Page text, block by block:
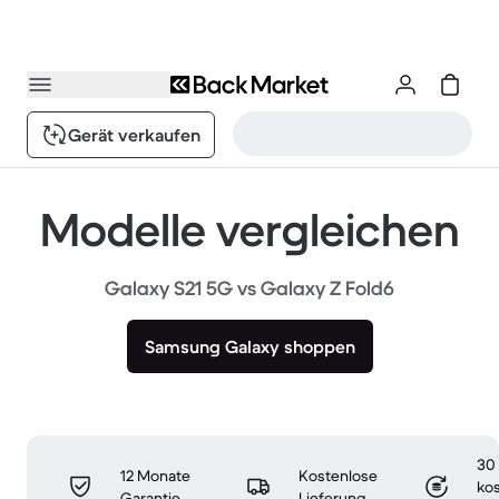
Gerät verkaufen
Modelle vergleichen
Galaxy S21 5G vs Galaxy Z Fold6
Samsung Galaxy shoppen
12 Monate
Kostenlose
30